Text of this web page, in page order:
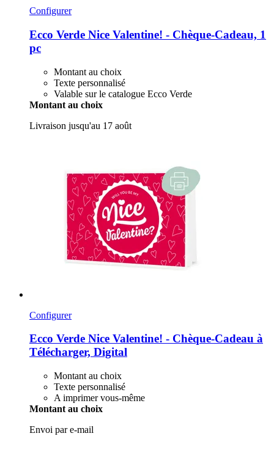
Configurer
Ecco Verde Nice Valentine! -​ Chèque-​Cadeau, 1
pc
Montant au choix
Texte personnalisé
Valable sur le catalogue Ecco Verde
Montant au choix
Livraison jusqu'au 17 août
Configurer
Ecco Verde Nice Valentine! -​ Chèque-​Cadeau à
Télécharger, Digital
Montant au choix
Texte personnalisé
A imprimer vous-même
Montant au choix
Envoi par e-mail